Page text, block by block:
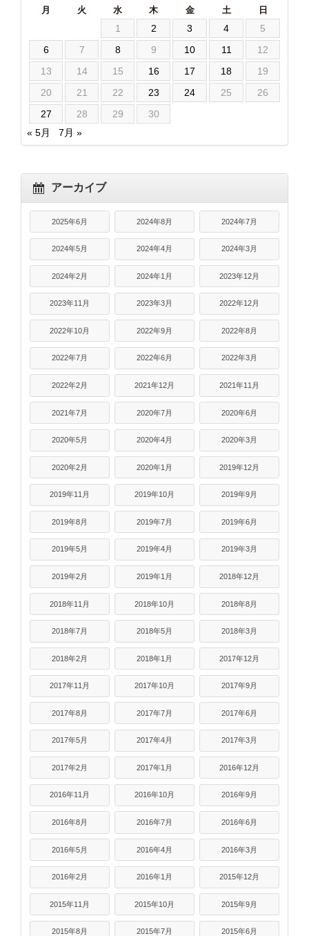
月 火 水 木 金 土 日
1 2 3 4
5
6
7 8 9 10 11
12
13
14 15 16 17 18
19
20
21 22 23 24 25
26
27
28 29
30
« 5月
7月 »
アーカイブ
2025年6月 2024年8月 2024年7月
2024年5月 2024年4月 2024年3月
2024年2月 2024年1月 2023年12月
2023年11月 2023年3月 2022年12月
2022年10月 2022年9月 2022年8月
2022年7月 2022年6月 2022年3月
2022年2月 2021年12月 2021年11月
2021年7月 2020年7月 2020年6月
2020年5月 2020年4月 2020年3月
2020年2月 2020年1月 2019年12月
2019年11月 2019年10月 2019年9月
2019年8月 2019年7月 2019年6月
2019年5月 2019年4月 2019年3月
2019年2月 2019年1月 2018年12月
2018年11月 2018年10月 2018年8月
2018年7月 2018年5月 2018年3月
2018年2月 2018年1月 2017年12月
2017年11月 2017年10月 2017年9月
2017年8月 2017年7月 2017年6月
2017年5月 2017年4月 2017年3月
2017年2月 2017年1月 2016年12月
2016年11月 2016年10月 2016年9月
2016年8月 2016年7月 2016年6月
2016年5月 2016年4月 2016年3月
2016年2月 2016年1月 2015年12月
2015年11月 2015年10月 2015年9月
2015年8月 2015年7月 2015年6月